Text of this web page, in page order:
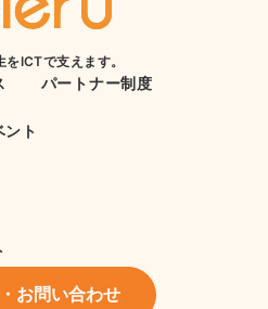
ICTで支えます。
ント
パートナー制度
お問い合わせ